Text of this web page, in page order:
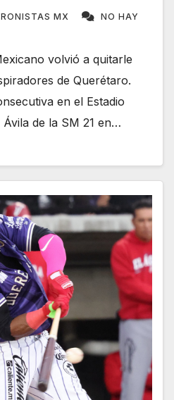
MX NO HAY
volvió a quitarle
de Querétaro.
en el Estadio
de la SM 21 en…